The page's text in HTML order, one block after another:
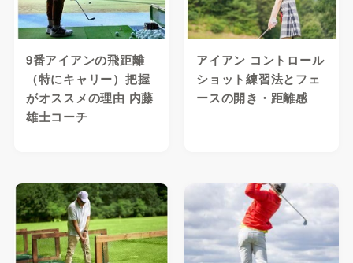
9番アイアンの飛距離
（特にキャリー）把握
がオススメの理由 内藤
雄士コーチ
アイアン コントロール
ショット練習法とフェ
ースの開き・距離感